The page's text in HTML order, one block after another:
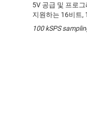
5V 공급 및 프로
지원하는 16비트,
100 kSPS